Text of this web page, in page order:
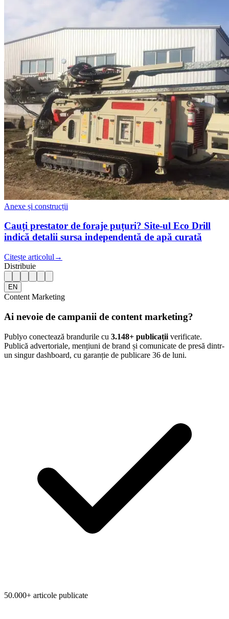
Anexe și construcții
Cauți prestator de foraje puțuri? Site-ul Eco Drill
indică detalii sursa independentă de apă curată
Citește articolul →
Distribuie
EN
Content Marketing
Ai nevoie de campanii de content marketing?
Publyo conectează brandurile cu 3.148+ publicații verificate.
Publică advertoriale, mențiuni de brand și comunicate de presă dintr-
un singur dashboard, cu garanție de publicare 36 de luni.
50.000+ articole publicate